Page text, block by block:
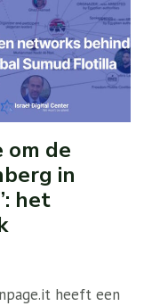
om de
in
het
heeft een